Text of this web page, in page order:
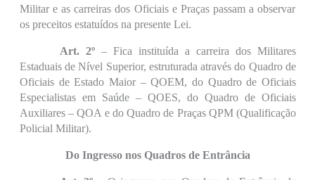
Militar e as carreiras dos Oficiais e Praças passam a observar
os preceitos estatuídos na presente Lei.
Art. 2º– Fica instituída a carreira dos Militares
Estaduais de Nível Superior, estruturada através do Quadro de
Oficiais de Estado Maior – QOEM, do Quadro de Oficiais
Especialistas em Saúde – QOES, do Quadro de Oficiais
Auxiliares – QOA e do Quadro de Praças QPM (Qualificação
Policial Militar).
Do Ingresso nos Quadros de Entrância